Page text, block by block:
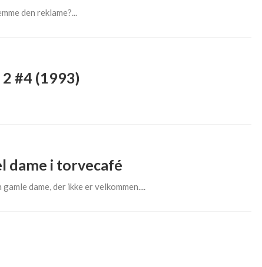
den reklame?...
#4 (1993)
dame i torvecafé
dame, der ikke er velkommen....